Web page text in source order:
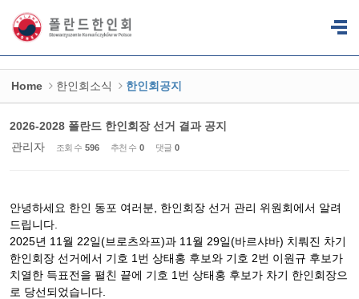
Home 한인회소식 한인회공지
2026-2028 폴란드 한인회장 선거 결과 공지
관리자
조회 수 596 추천 수 0 댓글 0
안녕하세요 한인 동포 여러분, 한인회장 선거 관리 위원회에서 알려
드립니다.
2025년 11월 22일(브로츠와프)과 11월 29일(바르샤바) 치뤄진 차기
한인회장 선거에서 기호 1번 상태홍 후보와 기호 2번 이원규 후보가
치열한 득표전을 펼친 끝에 기호 1번 상태홍 후보가 차기 한인회장으
로 당선되었습니다.